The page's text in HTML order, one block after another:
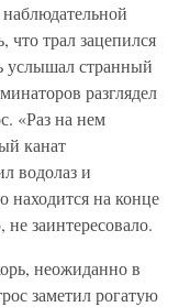
что трал зацепился
услышал странный
разглядел
«Раз на нем
канат
водолаз и
на конце
заинтересовало.
неожиданно в
заметил рогатую